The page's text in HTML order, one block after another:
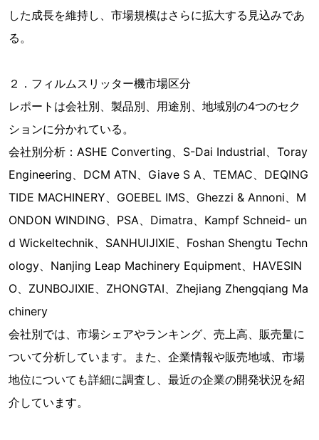
した成長を維持し、市場規模はさらに拡大する見込みであ
る。
２．フィルムスリッター機市場区分
レポートは会社別、製品別、用途別、地域別の4つのセク
ションに分かれている。
会社別分析：ASHE Con​​verting、S-Dai Industrial、Toray
Engineering、DCM ATN、Giave S A、TEMAC、DEQING
TIDE MACHINERY、GOEBEL IMS、Ghezzi & Annoni、M
ONDON WINDING、PSA、Dimatra、Kampf Schneid- un
d Wickeltechnik、SANHUIJIXIE、Foshan Shengtu Techn
ology、Nanjing Leap Machinery Equipment、HAVESIN
O、ZUNBOJIXIE、ZHONGTAI、Zhejiang Zhengqiang Ma
chinery
会社別では、市場シェアやランキング、売上高、販売量に
ついて分析しています。また、企業情報や販売地域、市場
地位についても詳細に調査し、最近の企業の開発状況を紹
介しています。